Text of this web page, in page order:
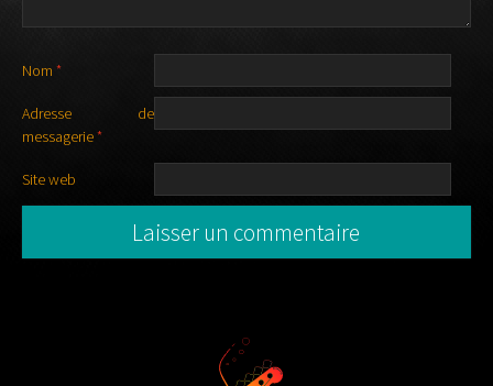
Nom *
Adresse de
messagerie*
Site web